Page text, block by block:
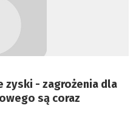
zyski - zagrożenia dla
są coraz